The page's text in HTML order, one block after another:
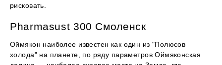
рисковать.
Pharmasust 300 Смоленск
Оймякон наиболее известен как один из "Полюсов
холода" на планете, по ряду параметров Оймяконская